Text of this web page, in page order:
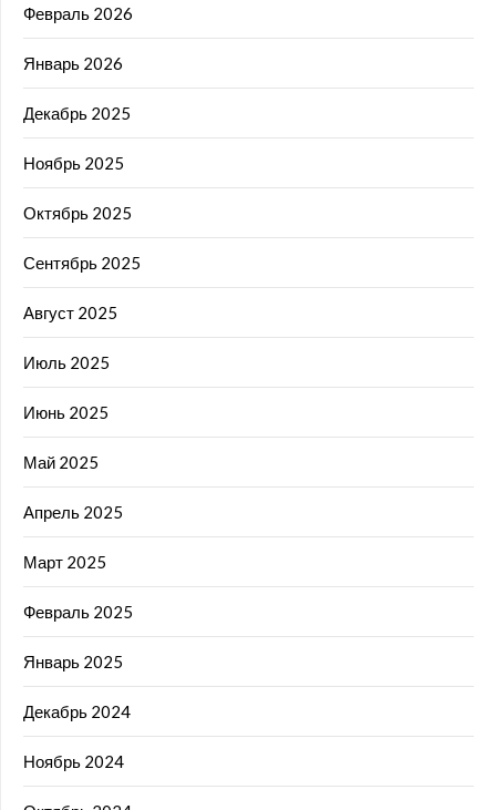
Февраль 2026
Январь 2026
Декабрь 2025
Ноябрь 2025
Октябрь 2025
Сентябрь 2025
Август 2025
Июль 2025
Июнь 2025
Май 2025
Апрель 2025
Март 2025
Февраль 2025
Январь 2025
Декабрь 2024
Ноябрь 2024